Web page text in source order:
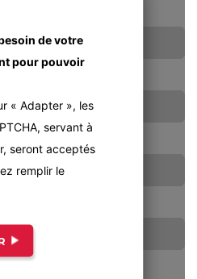
de votre
pour pouvoir
« Adapter », les
servant à
seront acceptés
remplir le